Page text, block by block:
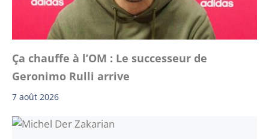
Ça chauffe à l’OM : Le successeur de
Geronimo Rulli arrive
7 août 2026